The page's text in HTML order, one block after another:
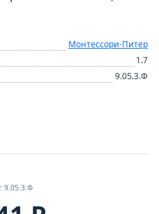
Монтессори-Питер
1.7
9.05.3.Ф
9.05.3.Ф